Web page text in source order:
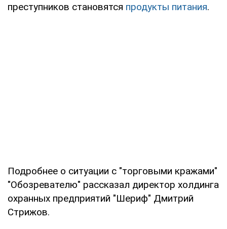
преступников становятся продукты питания.
Подробнее о ситуации с "торговыми кражами"
"Обозревателю" рассказал директор холдинга
охранных предприятий "Шериф" Дмитрий
Стрижов.